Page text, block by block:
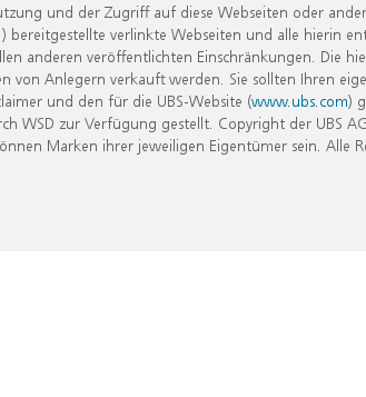
und der Zugriff auf diese Webseiten oder
verlinkte Webseiten und alle hierin
anderen veröffentlichten Einschränkungen. Die
Anlegern verkauft werden. Sie sollten Ihren
und den für die UBS-Website (www.ubs.com)
zur Verfügung gestellt. Copyright der UBS
Marken ihrer jeweiligen Eigentümer sein. Alle